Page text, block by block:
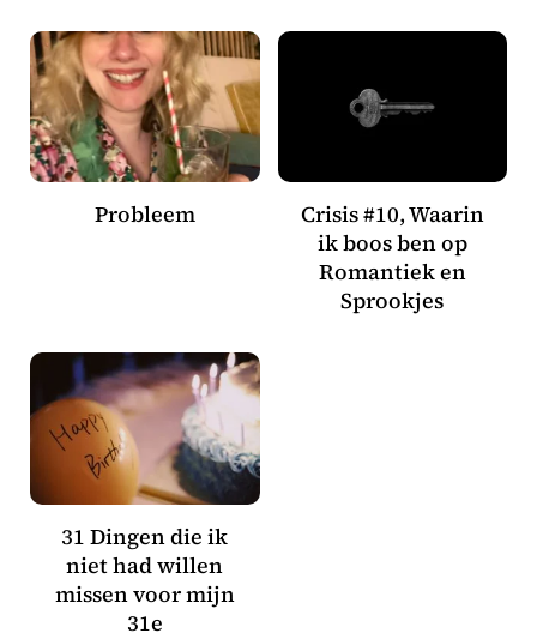
Probleem
Crisis #10, Waarin
ik boos ben op
Romantiek en
Sprookjes
31 Dingen die ik
niet had willen
missen voor mijn
31e